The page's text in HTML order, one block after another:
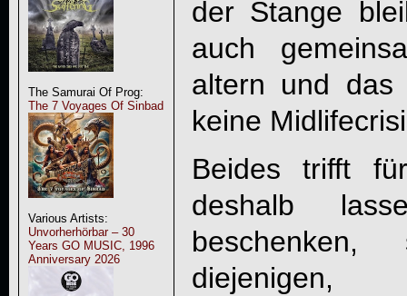
The Samurai Of Prog:
The 7 Voyages Of Sinbad
Various Artists:
Unvorherhörbar – 30
Years GO MUSIC, 1996
Anniversary 2026
der Stange
auch
altern und
keine
Beides trifft
deshalb
beschenken,